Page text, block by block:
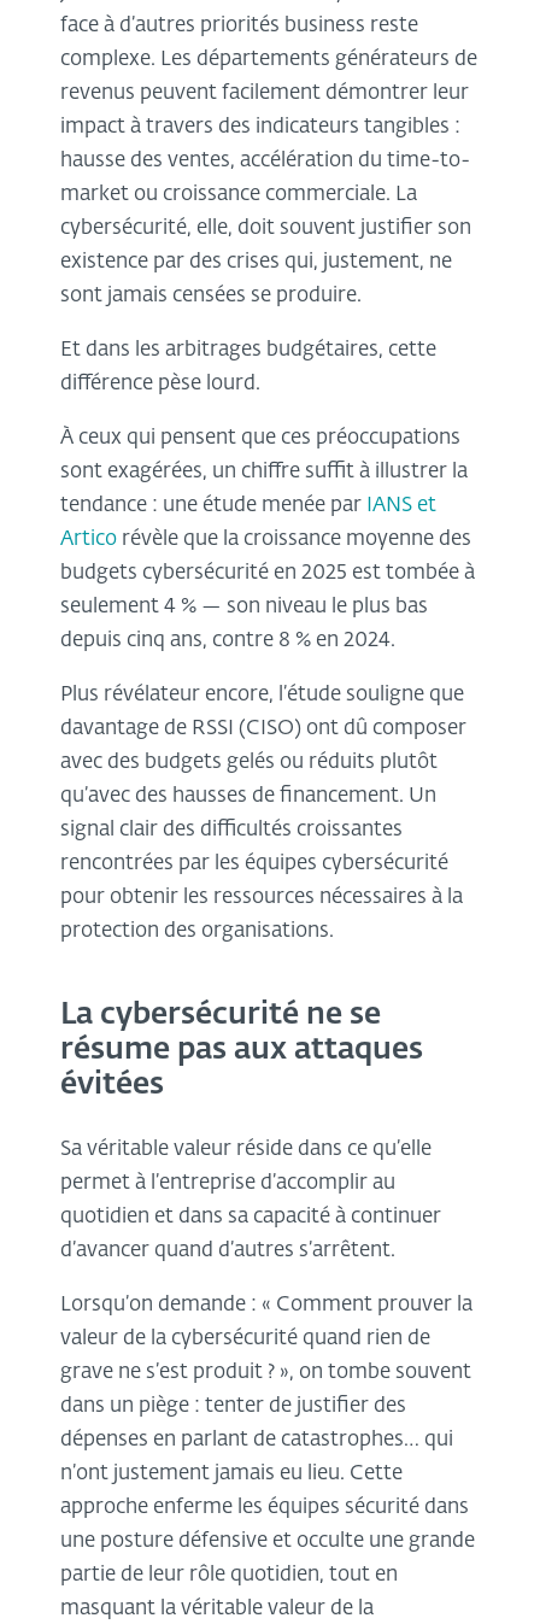
face à d’autres priorités business reste
complexe. Les départements générateurs de
revenus peuvent facilement démontrer leur
impact à travers des indicateurs tangibles :
hausse des ventes, accélération du time-to-
market ou croissance commerciale. La
cybersécurité, elle, doit souvent justifier son
existence par des crises qui, justement, ne
sont jamais censées se produire.
Et dans les arbitrages budgétaires, cette
différence pèse lourd.
À ceux qui pensent que ces préoccupations
sont exagérées, un chiffre suffit à illustrer la
tendance : une étude menée par IANS et
Artico révèle que la croissance moyenne des
budgets cybersécurité en 2025 est tombée à
seulement 4 % — son niveau le plus bas
depuis cinq ans, contre 8 % en 2024.
Plus révélateur encore, l’étude souligne que
davantage de RSSI (CISO) ont dû composer
avec des budgets gelés ou réduits plutôt
qu’avec des hausses de financement. Un
signal clair des difficultés croissantes
rencontrées par les équipes cybersécurité
pour obtenir les ressources nécessaires à la
protection des organisations.
La cybersécurité ne se
résume pas aux attaques
évitées
Sa véritable valeur réside dans ce qu’elle
permet à l’entreprise d’accomplir au
quotidien et dans sa capacité à continuer
d’avancer quand d’autres s’arrêtent.
Lorsqu’on demande : « Comment prouver la
valeur de la cybersécurité quand rien de
grave ne s’est produit ? », on tombe souvent
dans un piège : tenter de justifier des
dépenses en parlant de catastrophes… qui
n’ont justement jamais eu lieu. Cette
approche enferme les équipes sécurité dans
une posture défensive et occulte une grande
partie de leur rôle quotidien, tout en
masquant la véritable valeur de la